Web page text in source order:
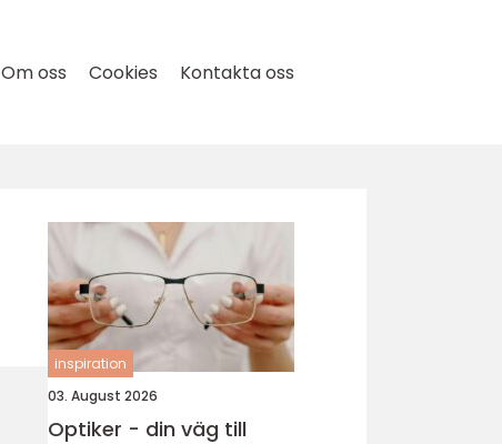
Om oss Cookies Kontakta oss
inspiration
03. August 2026
Optiker - din väg till